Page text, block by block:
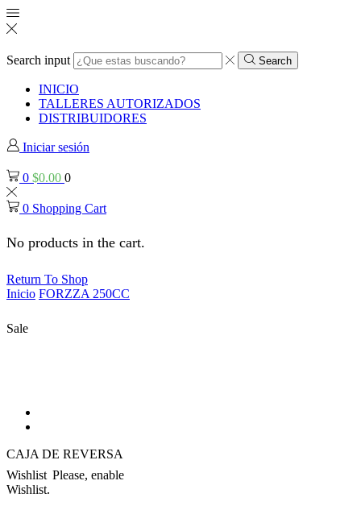
Search input Search
INICIO
TALLERES AUTORIZADOS
DISTRIBUIDORES
Iniciar sesión
0 $0.00 0
0 Shopping Cart
No products in the cart.
Return To Shop
Inicio FORZZA 250CC
Sale
CAJA DE REVERSA
Wishlist Please, enable
Wishlist.